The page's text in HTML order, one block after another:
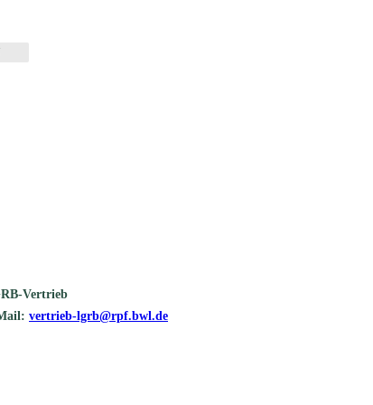
Vertrieb
vertrieb-lgrb@rpf.bwl.de